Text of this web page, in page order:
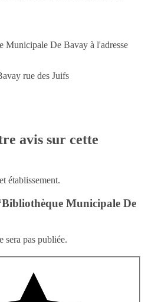
Municipale De Bavay à l'adresse
rue des Juifs
avis sur cette
établissement.
Municipale De
sera pas publiée.